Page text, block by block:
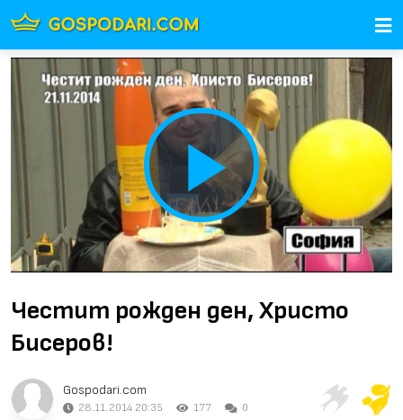
Play
Video
Честит рожден ден, Христо
Бисеров!
Gospodari.com
28.11.2014 20:35 177 0